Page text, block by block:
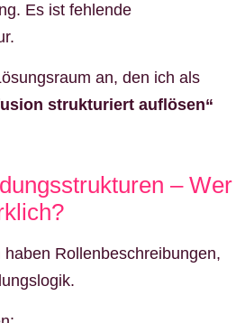
Es ist fehlende
an, den ich als
strukturiert auflösen“
– Wer
Rollenbeschreibungen,